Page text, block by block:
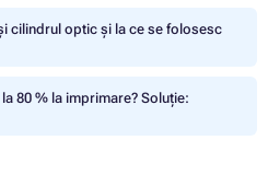
cilindrul optic și la ce se folosesc
80 % la imprimare? Soluție: